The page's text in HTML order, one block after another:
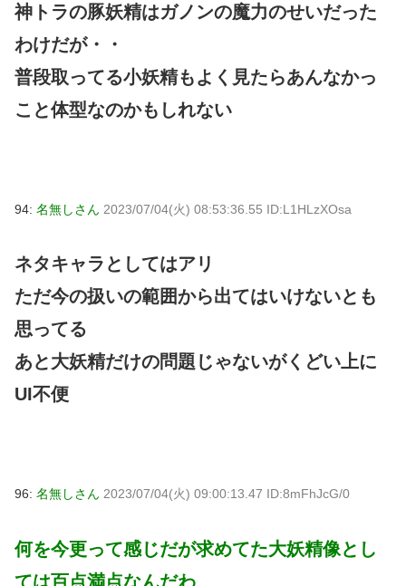
神トラの豚妖精はガノンの魔力のせいだった
わけだが・・
普段取ってる小妖精もよく見たらあんなかっ
こと体型なのかもしれない
94: 名無しさん 2023/07/04(火) 08:53:36.55 ID:L1HLzXOsa
ネタキャラとしてはアリ
ただ今の扱いの範囲から出てはいけないとも
思ってる
あと大妖精だけの問題じゃないがくどい上に
UI不便
96: 名無しさん 2023/07/04(火) 09:00:13.47 ID:8mFhJcG/0
何を今更って感じだが求めてた大妖精像とし
ては百点満点なんだわ